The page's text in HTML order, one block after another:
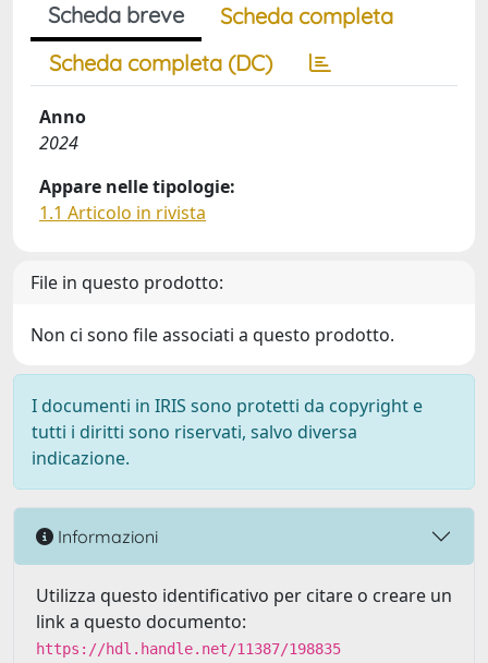
Scheda breve
Scheda completa
Scheda completa (DC)
Anno
2024
Appare nelle tipologie:
1.1 Articolo in rivista
File in questo prodotto:
Non ci sono file associati a questo prodotto.
I documenti in IRIS sono protetti da copyright e
tutti i diritti sono riservati, salvo diversa
indicazione.
Informazioni
Utilizza questo identificativo per citare o creare un
link a questo documento:
https://hdl.handle.net/11387/198835